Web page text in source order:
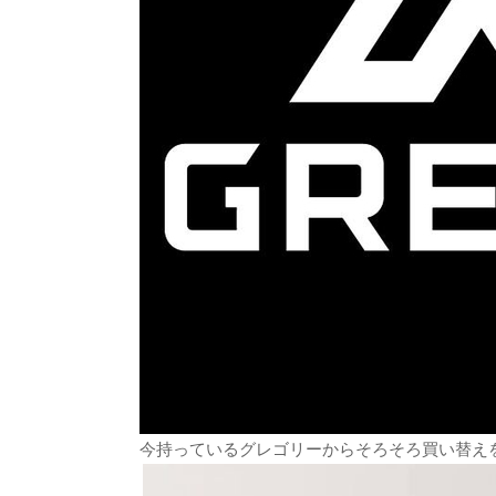
今持っているグレゴリーからそろそろ買い替